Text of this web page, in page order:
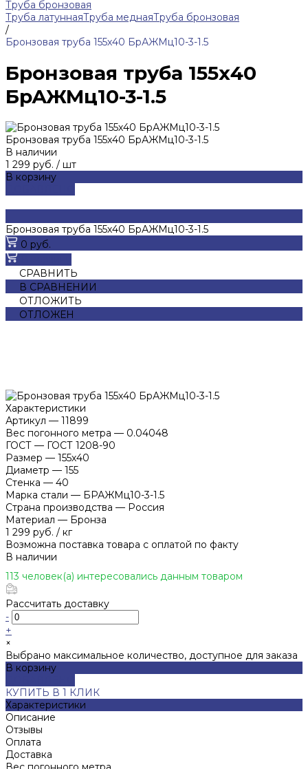
Труба бронзовая
Труба латуннаяТруба меднаяТруба бронзовая
/
Бронзовая труба 155х40 БрАЖМц10-3-1.5
Бронзовая труба 155х40
БрАЖМц10-3-1.5
Бронзовая труба 155х40 БрАЖМц10-3-1.5
В наличии
1 299 руб. / шт
В корзину
Бронзовая труба 155х40 БрАЖМц10-3-1.5
0 руб.
СРАВНИТЬ
В СРАВНЕНИИ
ОТЛОЖИТЬ
ОТЛОЖЕН
Характеристики
Артикул — 11899
Вес погонного метра — 0.04048
ГОСТ — ГОСТ 1208-90
Размер — 155х40
Диаметр — 155
Стенка — 40
Марка стали — БРАЖМц10-3-1.5
Страна производства — Россия
Материал — Бронза
1 299 руб. / кг
Возможна поставка товара с оплатой по факту
В наличии
113 человек(а) интересовались данным товаром
Рассчитать доставку
-
+
×
Выбрано максимальное количество, доступное для заказа
В корзину
КУПИТЬ В 1 КЛИК
Характеристики
Описание
Отзывы
Оплата
Доставка